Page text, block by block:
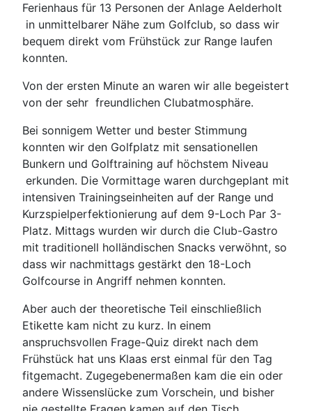
Ferienhaus für 13 Personen der Anlage Aelderholt
in unmittelbarer Nähe zum Golfclub, so dass wir
bequem direkt vom Frühstück zur Range laufen
konnten.
Von der ersten Minute an waren wir alle begeistert
von der sehr freundlichen Clubatmosphäre.
Bei sonnigem Wetter und bester Stimmung
konnten wir den Golfplatz mit sensationellen
Bunkern und Golftraining auf höchstem Niveau
erkunden. Die Vormittage waren durchgeplant mit
intensiven Trainingseinheiten auf der Range und
Kurzspielperfektionierung auf dem 9-Loch Par 3-
Platz. Mittags wurden wir durch die Club-Gastro
mit traditionell holländischen Snacks verwöhnt, so
dass wir nachmittags gestärkt den 18-Loch
Golfcourse in Angriff nehmen konnten.
Aber auch der theoretische Teil einschließlich
Etikette kam nicht zu kurz. In einem
anspruchsvollen Frage-Quiz direkt nach dem
Frühstück hat uns Klaas erst einmal für den Tag
fitgemacht. Zugegebenermaßen kam die ein oder
andere Wissenslücke zum Vorschein, und bisher